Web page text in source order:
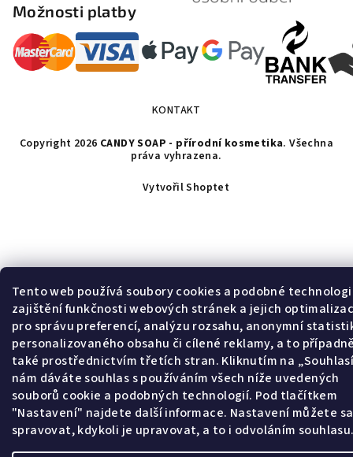
Tento web používá soubory cookies a podobné
zajištění funkčnosti webových stránek a jejich
pro správu preferencí, analýzu rozsahu, anonymní
personalizovaného obsahu či cílené reklamy, a to
také prostřednictvím třetích stran. Kliknutím na
nám dáváte souhlas s používáním všech níže uvedených
souborů cookie a podobných technologií. Pod tlačítkem
"Nastavení" najdete další informace. Nastavení můžete
spravovat, kdykoli je upravovat, a to i odvoláním
Možnosti platby
KONTAKT
Copyright 2026 CANDY SOAP - přírodní kosmetika. Všechna
práva vyhrazena.
Vytvořil Shoptet